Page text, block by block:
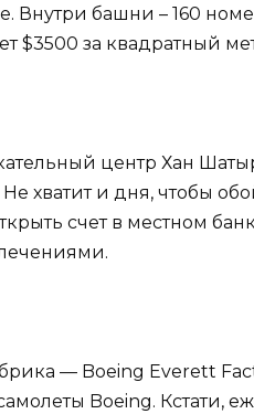
Внутри башни – 160
$3500 за квадратный
центр Хан
хватит и дня, чтобы
счет в местном
— Boeing Everett
Boeing. Кстати,